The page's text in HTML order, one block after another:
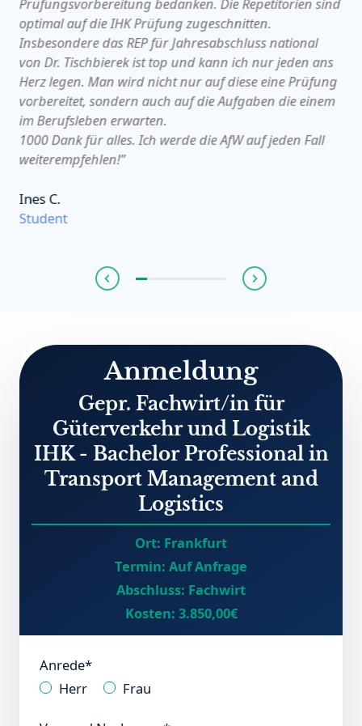
Prüfungsvorbereitung bedanken. Die Repetitorien sind
optimal auf die IHK Prüfung zugeschnitten.
Insbesondere das REP für Jahresabschluss national
von Dr. Tischbierek ist top und kann ich nur jeden ans
Herz legen. Man wird nicht nur auf diese eine Prüfung
vorbereitet, sondern auch auf die Aufgaben die einem
im Berufsleben erwarten.
1000 Dank für alles. Ich werde die AfW auf jeden Fall
weiterempfehlen!”
Ines C.
Student
Anmeldung
Gepr. Fachwirt/in für
Güterverkehr und Logistik
IHK - Bachelor Professional in
Transport Management and
Logistics
Ort: Frankfurt
Termin: Auf Anfrage
Abschluss: Fachwirt
Kosten: 3.850,00€
Anrede*
Herr
Frau